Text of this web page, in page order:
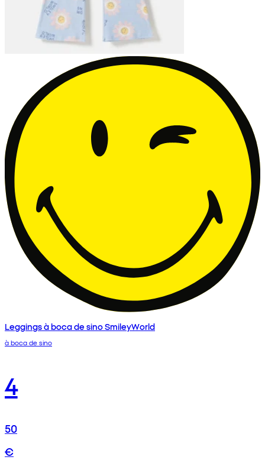
Leggings à boca de sino SmileyWorld
à boca de sino
4
50
€